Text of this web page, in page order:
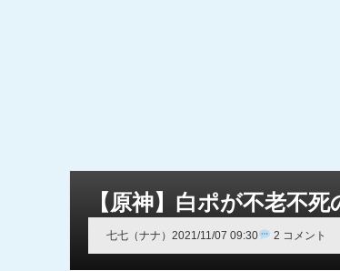
【原神】白ポが不老不
七七（ナナ） 2021/11/07 09:30 2 コメント